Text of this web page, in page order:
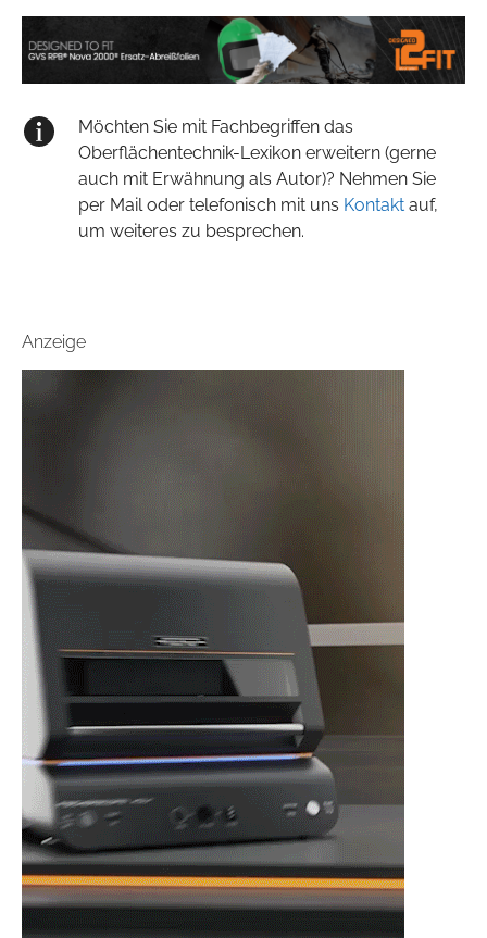
Möchten Sie mit Fachbegriffen das
Oberflächentechnik-Lexikon erweitern (gerne
auch mit Erwähnung als Autor)? Nehmen Sie
per Mail oder telefonisch mit uns Kontakt auf,
um weiteres zu besprechen.
Anzeige